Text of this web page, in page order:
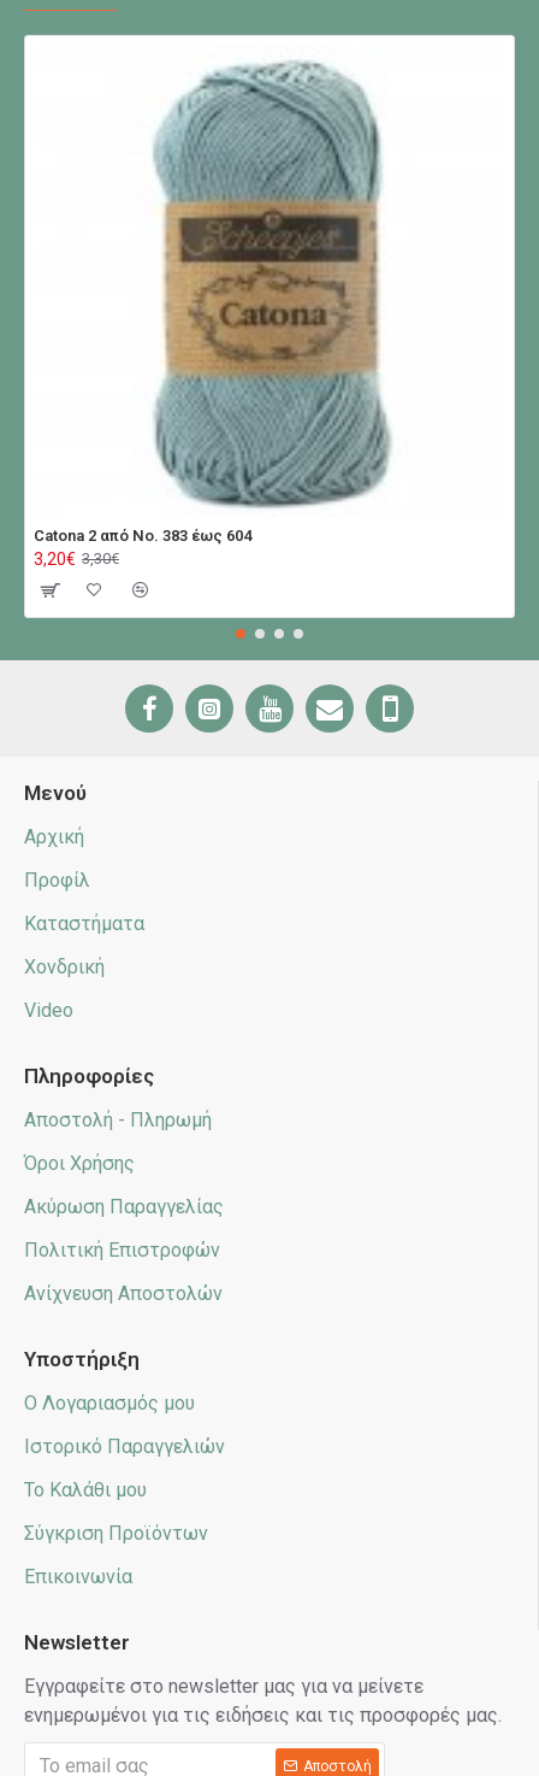
Catona 2 από No. 383 έως 604
3,20€ 3,30€
Μενού
Αρχική
Προφίλ
Καταστήματα
Χονδρική
Video
Πληροφορίες
Αποστολή - Πληρωμή
Όροι Χρήσης
Ακύρωση Παραγγελίας
Πολιτική Επιστροφών
Ανίχνευση Αποστολών
Υποστήριξη
Ο Λογαριασμός μου
Ιστορικό Παραγγελιών
Το Καλάθι μου
Σύγκριση Προϊόντων
Επικοινωνία
Newsletter
Εγγραφείτε στο newsletter μας για να μείνετε
ενημερωμένοι για τις ειδήσεις και τις προσφορές μας.
Αποστολή